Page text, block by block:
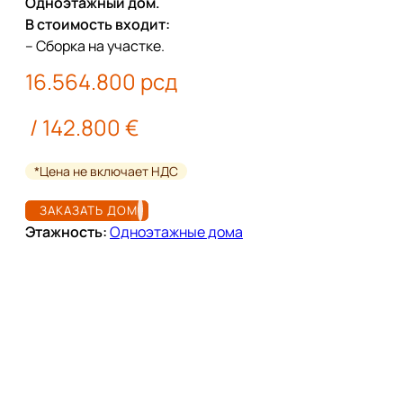
В стоимость входит:
– Сборка на участке.
16.564.800 рсд
/ 142.800 €
*Цена не включает НДС
ЗАКАЗАТЬ ДОМ
Этажность:Одноэтажные дома